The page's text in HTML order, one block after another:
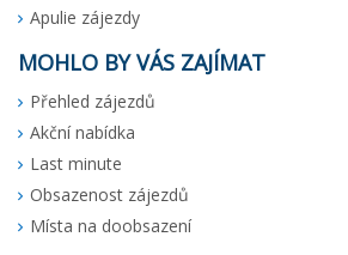
Apulie zájezdy
MOHLO BY VÁS ZAJÍMAT
Přehled zájezdů
Akční nabídka
Last minute
Obsazenost zájezdů
Místa na doobsazení